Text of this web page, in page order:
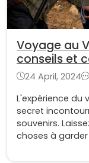
Voyage au
conseils et
24 April, 2024
L'expérience du
secret
souvenirs.
choses à